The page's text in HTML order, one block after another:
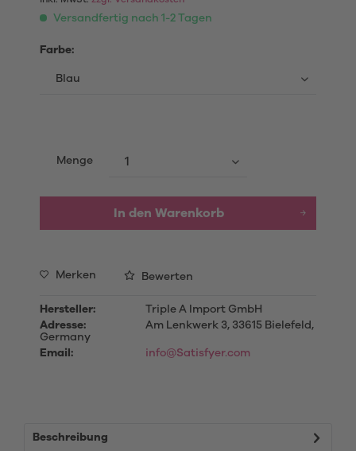
Versandfertig nach 1-2 Tagen
Farbe:
Menge
In den Warenkorb
Merken Bewerten
Hersteller:
Triple A Import GmbH
Adresse:
Am Lenkwerk 3, 33615 Bielefeld,
Germany
Email:
info@Satisfyer.com
Beschreibung